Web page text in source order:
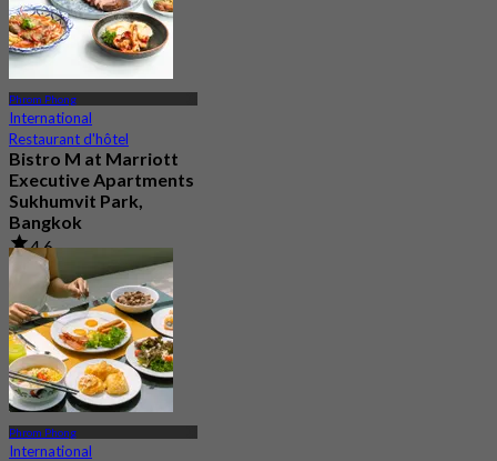
Phrom Phong
International
Restaurant d'hôtel
Bistro M at Marriott
Executive Apartments
Sukhumvit Park,
Bangkok
4.6
781 Réservé
De฿ 790
Phrom Phong
International